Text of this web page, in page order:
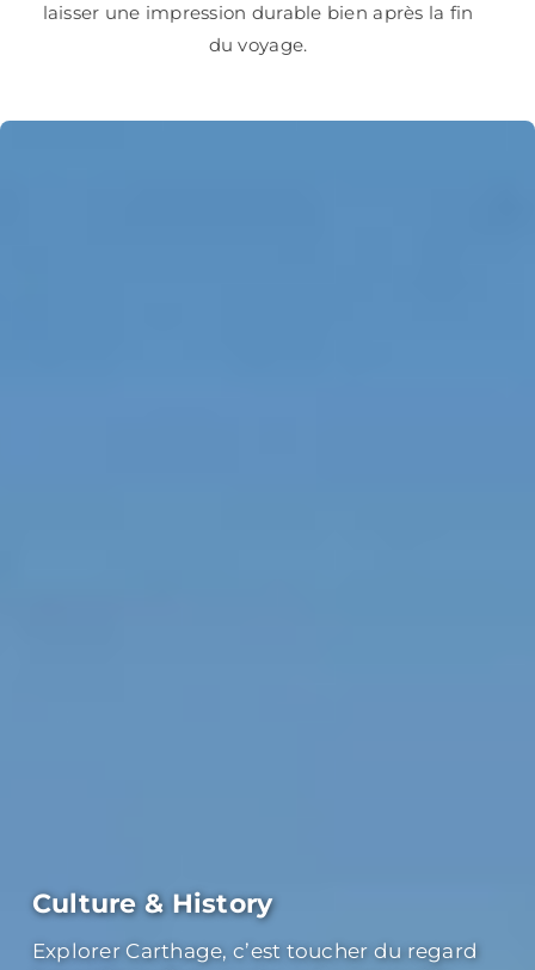
laisser une impression durable bien après la fin
du voyage.
Culture & History
Explorer Carthage, c’est toucher du regard